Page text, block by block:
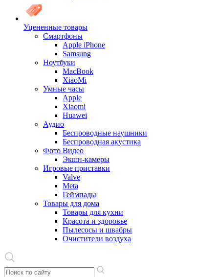
Уцененные товары
Cмартфоны
Apple iPhone
Samsung
Ноутбуки
MacBook
XiaoMi
Умные часы
Apple
Xiaomi
Huawei
Аудио
Беспроводные наушники
Беспроводная акустика
Фото Видео
Экшн-камеры
Игровые приставки
Valve
Meta
Геймпады
Товары для дома
Товары для кухни
Красота и здоровье
Пылесосы и швабры
Очистители воздуха